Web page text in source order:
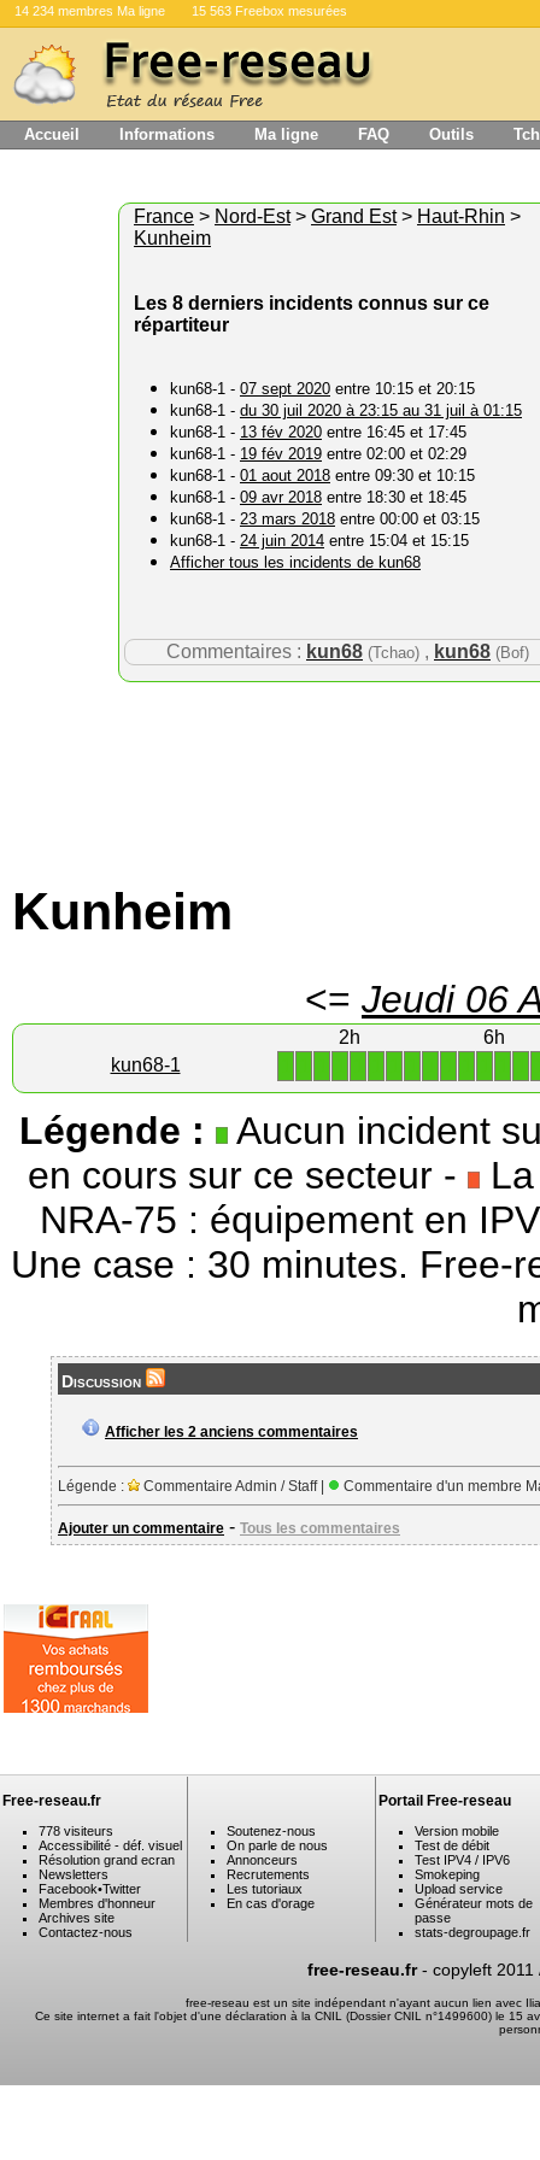
14 234 membres Ma ligne 15 563 Freebox mesurées
Accueil Informations Ma ligne FAQ Outils
France > Nord-Est> Grand Est> Haut-Rhin >
Kunheim
Les 8 derniers incidents connus sur ce
répartiteur
kun68-1 - 07 sept 2020 entre 10:15 et 20:15
kun68-1 - du 30 juil 2020 à 23:15 au 31 juil à 01:15
kun68-1 - 13 fév 2020 entre 16:45 et 17:45
kun68-1 - 19 fév 2019 entre 02:00 et 02:29
kun68-1 - 01 aout 2018 entre 09:30 et 10:15
kun68-1 - 09 avr 2018 entre 18:30 et 18:45
kun68-1 - 23 mars 2018 entre 00:00 et 03:15
kun68-1 - 24 juin 2014 entre 15:04 et 15:15
Afficher tous les incidents de kun68
Commentaires : kun68 (Tchao) , kun68 (Bof)
Kunheim
<= Jeudi 06
2h
6h
kun68-1
Légende :
Aucun incident
en cours sur ce secteur - La
NRA-75 : équipement en
Une case : 30 minutes. Free-
Discussion
Afficher les 2 anciens commentaires
Légende : Commentaire Admin / Staff | Commentaire d'un membre
Ajouter un commentaire - Tous les commentaires
Free-reseau.fr
778 visiteurs
Accessibilité - déf. visuel
Résolution grand ecran
Newsletters
Facebook•Twitter
Membres d'honneur
Archives site
Contactez-nous
Soutenez-nous
On parle de nous
Annonceurs
Recrutements
Les tutoriaux
En cas d'orage
Portail Free-reseau
Version mobile
Test de débit
Test IPV4 / IPV6
Smokeping
Upload service
Générateur mots de
passe
stats-degroupage.fr
free-reseau.fr- copyleft 2011
free-reseau est un site indépendant n'ayant aucun lien avec
Ce site internet a fait l'objet d'une déclaration à la CNIL (Dossier CNIL n°1499600) le 15